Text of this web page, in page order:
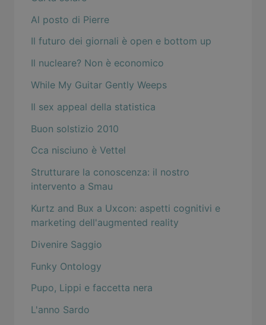
Al posto di Pierre
Il futuro dei giornali è open e bottom up
Il nucleare? Non è economico
While My Guitar Gently Weeps
Il sex appeal della statistica
Buon solstizio 2010
Cca nisciuno è Vettel
Strutturare la conoscenza: il nostro
intervento a Smau
Kurtz and Bux a Uxcon: aspetti cognitivi e
marketing dell'augmented reality
Divenire Saggio
Funky Ontology
Pupo, Lippi e faccetta nera
L'anno Sardo